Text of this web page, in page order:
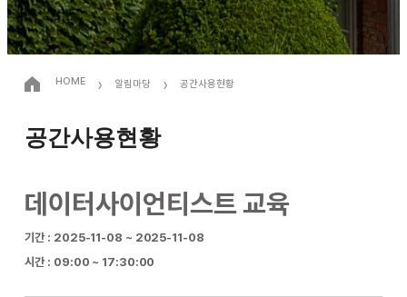
HOME › 알림마당 › 공간사용현황
공간사용현황
데이터사이언티스트 교육
기간 : 2025-11-08 ~ 2025-11-08
시간 : 09:00 ~ 17:30:00